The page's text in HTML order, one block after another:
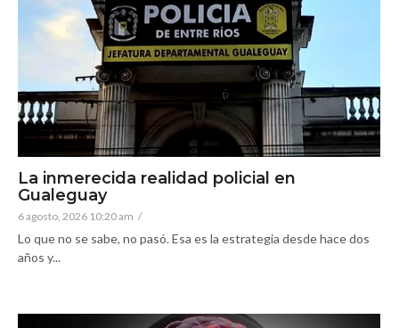
La inmerecida realidad policial en
Gualeguay
6 agosto, 2026 10:20 am /
Lo que no se sabe, no pasó. Esa es la estrategia desde hace dos
años y...